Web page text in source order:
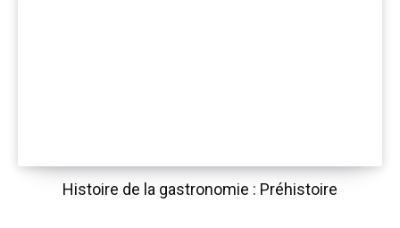
Histoire de la gastronomie : Préhistoire